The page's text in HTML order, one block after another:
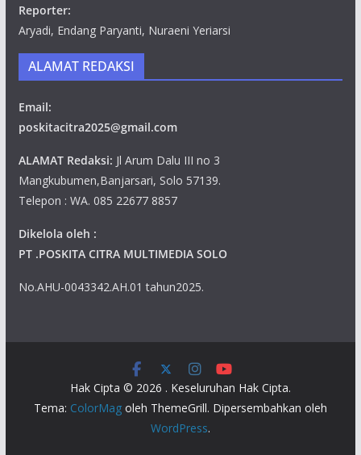
Reporter:
Aryadi, Endang Paryanti, Nuraeni Yeriarsi
ALAMAT REDAKSI
Email:
poskitacitra2025@gmail.com
ALAMAT Redaksi: Jl Arum Dalu III no 3
Mangkubumen,Banjarsari, Solo 57139.
Telepon : WA. 085 22677 8857
Dikelola oleh :
PT .POSKITA CITRA MULTIMEDIA SOLO
No.AHU-0043342.AH.01 tahun2025.
Hak Cipta © 2026 . Keseluruhan Hak Cipta.
Tema: ColorMagoleh ThemeGrill. Dipersembahkan oleh
WordPress.